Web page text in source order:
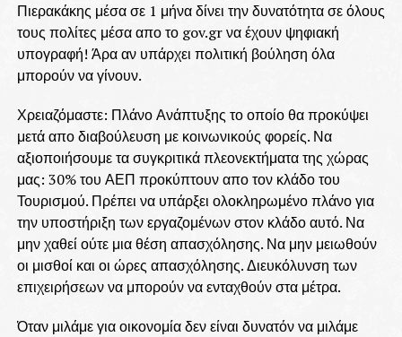
Πιερακάκης μέσα σε 1 μήνα δίνει την δυνατότητα σε όλους
τους πολίτες μέσα απο το gov.gr να έχουν ψηφιακή
υπογραφή! Άρα αν υπάρχει πολιτική βούληση όλα
μπορούν να γίνουν.
Χρειαζόμαστε: Πλάνο Ανάπτυξης το οποίο θα προκύψει
μετά απο διαβούλευση με κοινωνικούς φορείς. Να
αξιοποιήσουμε τα συγκριτικά πλεονεκτήματα της χώρας
μας: 30% του ΑΕΠ προκύπτουν απο τον κλάδο του
Τουρισμού. Πρέπει να υπάρξει ολοκληρωμένο πλάνο για
την υποστήριξη των εργαζομένων στον κλάδο αυτό. Να
μην χαθεί ούτε μια θέση απασχόλησης. Να μην μειωθούν
οι μισθοί και οι ώρες απασχόλησης. Διευκόλυνση των
επιχειρήσεων να μπορούν να ενταχθούν στα μέτρα.
Όταν μιλάμε για οικονομία δεν είναι δυνατόν να μιλάμε